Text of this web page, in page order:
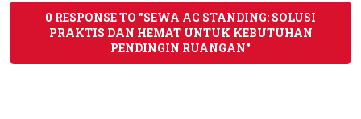
0 RESPONSE TO "SEWA AC STANDING: SOLUSI
PRAKTIS DAN HEMAT UNTUK KEBUTUHAN
PENDINGIN RUANGAN"